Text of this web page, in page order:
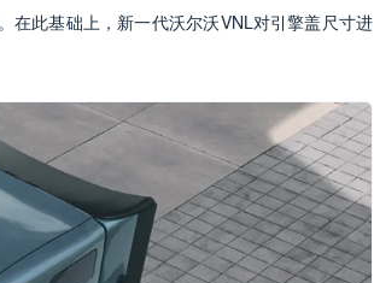
在此基础上，新一代沃尔沃VNL对引擎盖尺寸进